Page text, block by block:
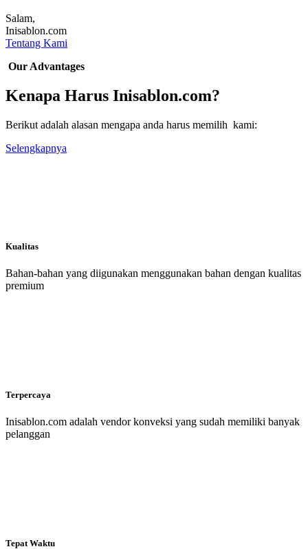
Salam,
Inisablon.com
Tentang Kami
Our Advantages
Kenapa Harus Inisablon.com?
Berikut adalah alasan mengapa anda harus memilih kami:
Selengkapnya
Kualitas
Bahan-bahan yang diigunakan menggunakan bahan dengan kualitas
premium
Terpercaya
Inisablon.com adalah vendor konveksi yang sudah memiliki banyak
pelanggan
Tepat Waktu